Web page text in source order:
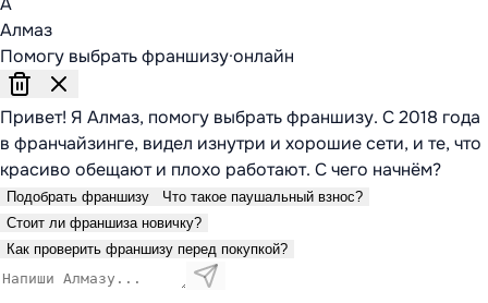
Алмаз
Помогу выбрать франшизу·онлайн
Привет! Я Алмаз, помогу выбрать франшизу. С 2018 года
в франчайзинге, видел изнутри и хорошие сети, и те, что
красиво обещают и плохо работают. С чего начнём?
Подобрать франшизу
Что такое паушальный взнос?
Стоит ли франшиза новичку?
Как проверить франшизу перед покупкой?